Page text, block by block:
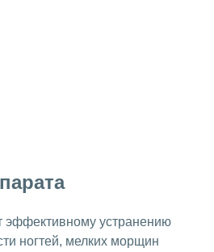
эффективному устранению
ногтей, мелких морщин